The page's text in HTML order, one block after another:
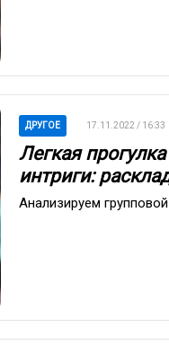
ДРУГОЕ 17.11.2022 / 16:33
Легкая
интриги:
Анализируем